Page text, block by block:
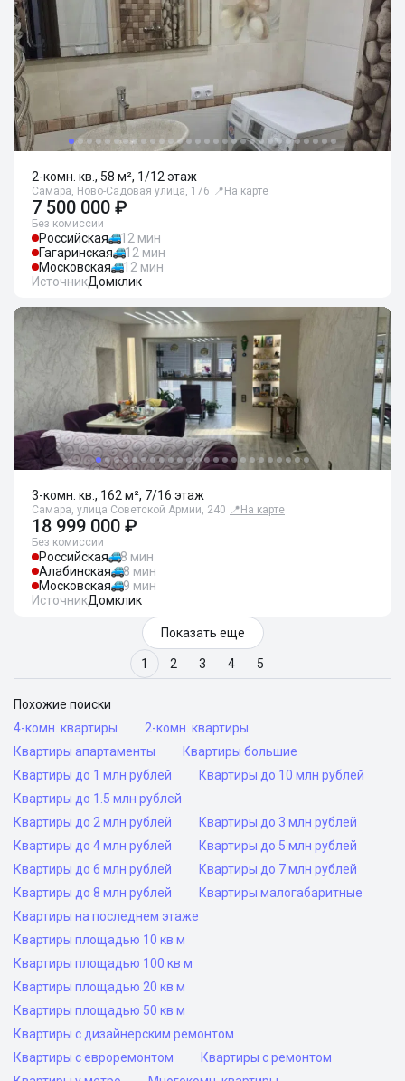
2-комн. кв., 58 м², 1/12 этаж
Самара, Ново-Садовая улица, 176 📍 На карте
7 500 000 ₽
Без комиссии
Российская
12 мин
Гагаринская
12 мин
Московская
12 мин
ИсточникДомклик
3-комн. кв., 162 м², 7/16 этаж
Самара, улица Советской Армии, 240 📍 На карте
18 999 000 ₽
Без комиссии
Российская
8 мин
Алабинская
8 мин
Московская
9 мин
ИсточникДомклик
Показать еще
1 2 3 4 5
Похожие поиски
4-комн. квартиры
2-комн. квартиры
Квартиры апартаменты
Квартиры большие
Квартиры до 1 млн рублей
Квартиры до 10 млн рублей
Квартиры до 1.5 млн рублей
Квартиры до 2 млн рублей
Квартиры до 3 млн рублей
Квартиры до 4 млн рублей
Квартиры до 5 млн рублей
Квартиры до 6 млн рублей
Квартиры до 7 млн рублей
Квартиры до 8 млн рублей
Квартиры малогабаритные
Квартиры на последнем этаже
Квартиры площадью 10 кв м
Квартиры площадью 100 кв м
Квартиры площадью 20 кв м
Квартиры площадью 50 кв м
Квартиры с дизайнерским ремонтом
Квартиры с евроремонтом
Квартиры с ремонтом